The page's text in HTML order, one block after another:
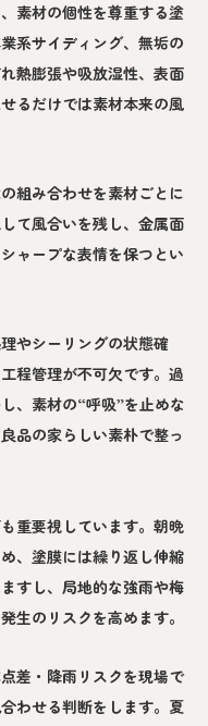
素材の個性を尊重する塗
系サイディング、無垢の
熱膨張や吸放湿性、表面
るだけでは素材本来の風
組み合わせを素材ごとに
て風合いを残し、金属面
ャープな表情を保つとい
やシーリングの状態確
程管理が不可欠です。過
、素材の“呼吸”を止めな
品の家らしい素朴で整っ
重要視しています。朝晩
、塗膜には繰り返し伸縮
すし、局地的な強雨や梅
生のリスクを高めます。
差・降雨リスクを現場で
わせる判断をします。夏